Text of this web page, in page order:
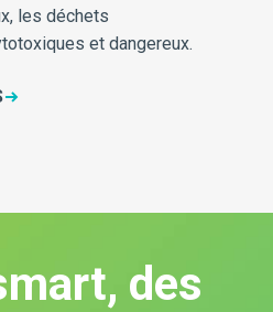
les déchets
et dangereux.
des